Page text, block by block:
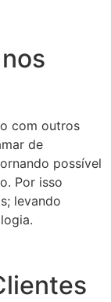
com outros
de
possível
Por isso
levando